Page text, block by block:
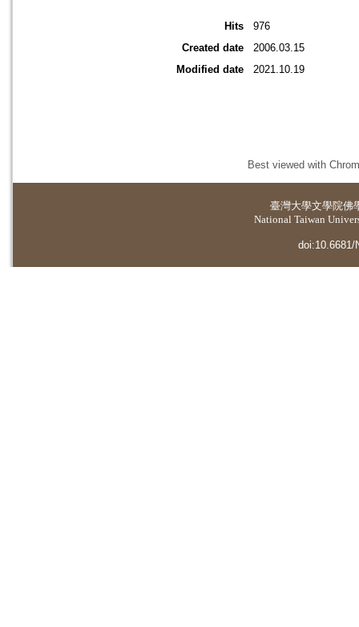
Hits
976
Created date
2006.03.15
Modified date
2021.10.19
Best viewed with
臺灣大學文學院佛
National Taiwan
doi:10.6681/